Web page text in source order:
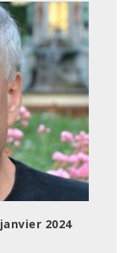
2024